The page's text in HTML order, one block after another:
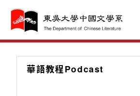
華語教程Podcast